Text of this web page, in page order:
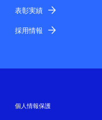
表彰実績
採用情報
個人情報保護